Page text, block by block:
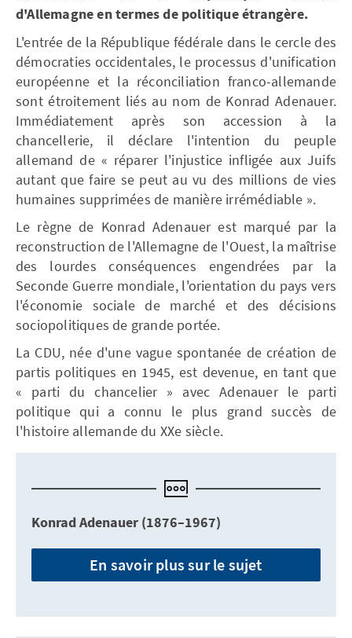
d'Allemagne en termes de politique étrangère.
L'entrée de la République fédérale dans le cercle des
démocraties occidentales, le processus d'unification
européenne et la réconciliation franco-allemande
sont étroitement liés au nom de Konrad Adenauer.
Immédiatement après son accession à la
chancellerie, il déclare l'intention du peuple
allemand de « réparer l'injustice infligée aux Juifs
autant que faire se peut au vu des millions de vies
humaines supprimées de manière irrémédiable ».
Le règne de Konrad Adenauer est marqué par la
reconstruction de l'Allemagne de l'Ouest, la maîtrise
des lourdes conséquences engendrées par la
Seconde Guerre mondiale, l'orientation du pays vers
l'économie sociale de marché et des décisions
sociopolitiques de grande portée.
La CDU, née d'une vague spontanée de création de
partis politiques en 1945, est devenue, en tant que
« parti du chancelier » avec Adenauer le parti
politique qui a connu le plus grand succès de
l'histoire allemande du XXe siècle.
Konrad Adenauer (1876–1967)
En savoir plus sur le sujet